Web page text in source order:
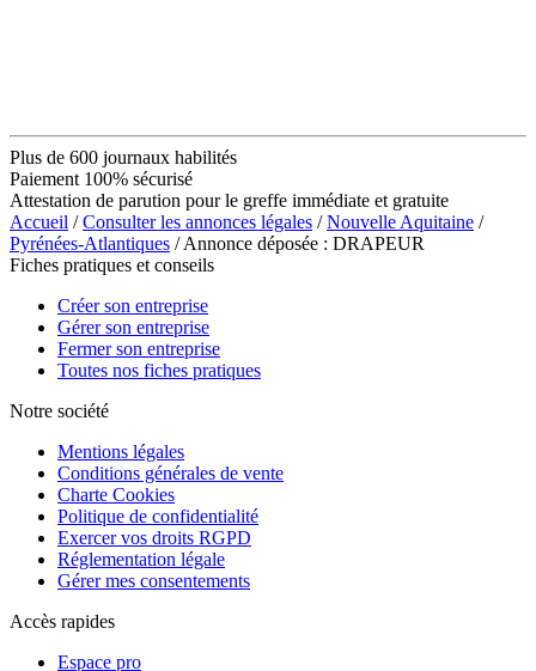
Plus de 600 journaux habilités
Paiement 100% sécurisé
Attestation de parution pour le greffe immédiate et gratuite
Accueil /Consulter les annonces légales /Nouvelle Aquitaine /
Pyrénées-Atlantiques / Annonce déposée : DRAPEUR
Fiches pratiques et conseils
Créer son entreprise
Gérer son entreprise
Fermer son entreprise
Toutes nos fiches pratiques
Notre société
Mentions légales
Conditions générales de vente
Charte Cookies
Politique de confidentialité
Exercer vos droits RGPD
Réglementation légale
Gérer mes consentements
Accès rapides
Espace pro